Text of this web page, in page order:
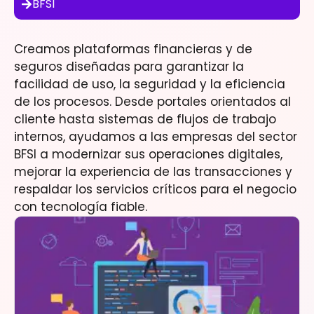
BFSI
Creamos plataformas financieras y de
seguros diseñadas para garantizar la
facilidad de uso, la seguridad y la eficiencia
de los procesos. Desde portales orientados al
cliente hasta sistemas de flujos de trabajo
internos, ayudamos a las empresas del sector
BFSI a modernizar sus operaciones digitales,
mejorar la experiencia de las transacciones y
respaldar los servicios críticos para el negocio
con tecnología fiable.